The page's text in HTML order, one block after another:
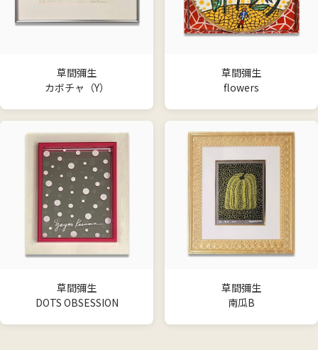
草間彌生
カボチャ（Y）
草間彌生
flowers
草間彌生
DOTS OBSESSION
草間彌生
南瓜B